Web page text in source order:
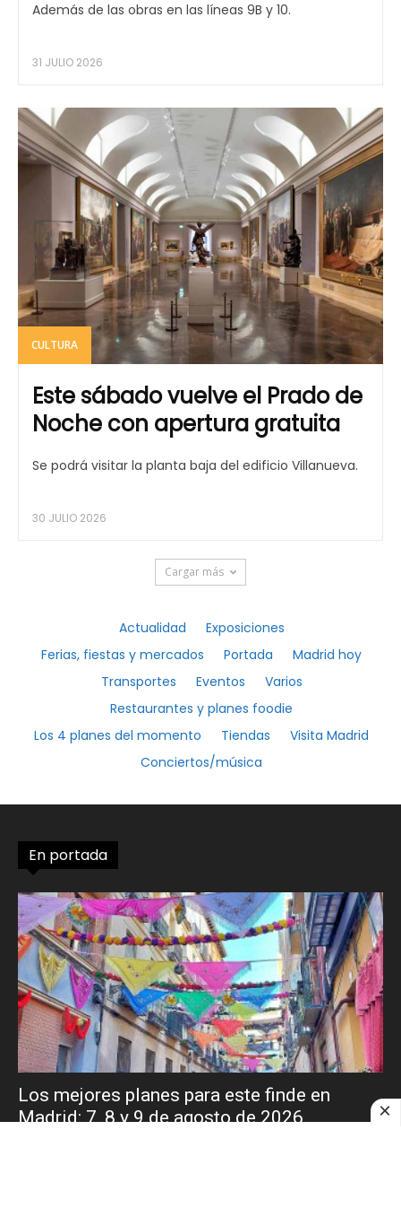
Además de las obras en las líneas 9B y 10.
31 JULIO 2026
CULTURA
Este sábado vuelve el Prado de
Noche con apertura gratuita
Se podrá visitar la planta baja del edificio Villanueva.
30 JULIO 2026
Cargar más
Actualidad
Exposiciones
Ferias, fiestas y mercados
Portada
Madrid hoy
Transportes
Eventos
Varios
Restaurantes y planes foodie
Los 4 planes del momento
Tiendas
Visita Madrid
Conciertos/música
En portada
Los mejores planes para este finde en
Madrid: 7, 8 y 9 de agosto de 2026